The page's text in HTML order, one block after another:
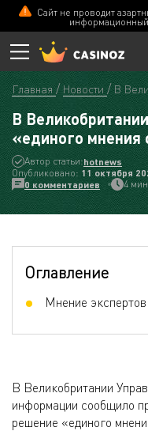
Сайт не проводит
информационный
Главная Новости В
В
«единого мнения
Автор статьи:hotnews
Опубликовано: 11 октября
0 комментариев
4
Оглавление
Мнение
В Великобритании
информации сообщило
решение «единого